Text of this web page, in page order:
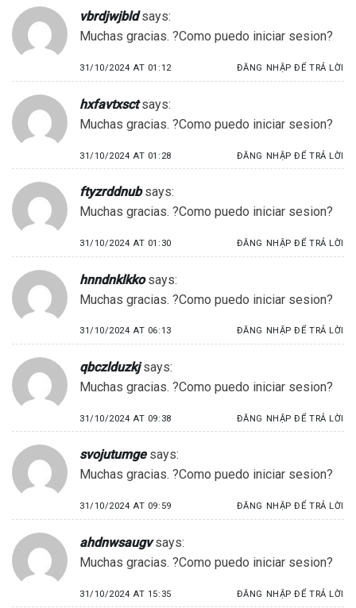
vbrdjwjbld says:
Muchas gracias. ?Como puedo iniciar sesion?
31/10/2024 AT 01:12 ĐĂNG NHẬP ĐỂ TRẢ LỜI
hxfavtxsct says:
Muchas gracias. ?Como puedo iniciar sesion?
31/10/2024 AT 01:28 ĐĂNG NHẬP ĐỂ TRẢ LỜI
ftyzrddnub says:
Muchas gracias. ?Como puedo iniciar sesion?
31/10/2024 AT 01:30 ĐĂNG NHẬP ĐỂ TRẢ LỜI
hnndnklkko says:
Muchas gracias. ?Como puedo iniciar sesion?
31/10/2024 AT 06:13 ĐĂNG NHẬP ĐỂ TRẢ LỜI
qbczlduzkj says:
Muchas gracias. ?Como puedo iniciar sesion?
31/10/2024 AT 09:38 ĐĂNG NHẬP ĐỂ TRẢ LỜI
svojutumge says:
Muchas gracias. ?Como puedo iniciar sesion?
31/10/2024 AT 09:59 ĐĂNG NHẬP ĐỂ TRẢ LỜI
ahdnwsaugv says:
Muchas gracias. ?Como puedo iniciar sesion?
31/10/2024 AT 15:35 ĐĂNG NHẬP ĐỂ TRẢ LỜI